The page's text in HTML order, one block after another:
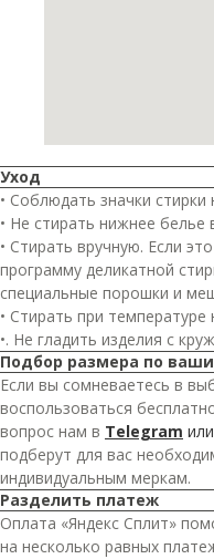
Уход
• Соблюдать значки
• Не стирать нижнее
• Стирать вручную. Если
программу деликатной
специальные порошки и
• Стирать при температуре
•. Не гладить изделия с
Подбор размера по
Если вы сомневаетесь в
воспользоваться
вопрос нам в Telegram или
подберут для вас
индивидуальным меркам.
Разделить платеж
Оплата «Яндекс Сплит»
на несколько равных